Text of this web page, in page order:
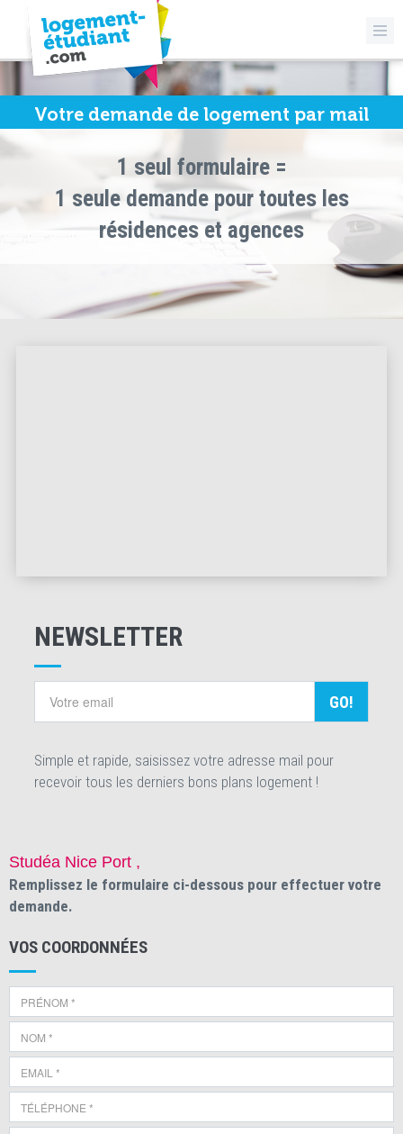
Votre demande de logement par mail
1 seul formulaire =
1 seule demande pour toutes les
résidences et agences
NEWSLETTER
GO!
Simple et rapide, saisissez votre adresse mail pour
recevoir tous les derniers bons plans logement !
Studéa Nice Port ,
Remplissez le formulaire ci-dessous pour effectuer votre
demande.
VOS COORDONNÉES